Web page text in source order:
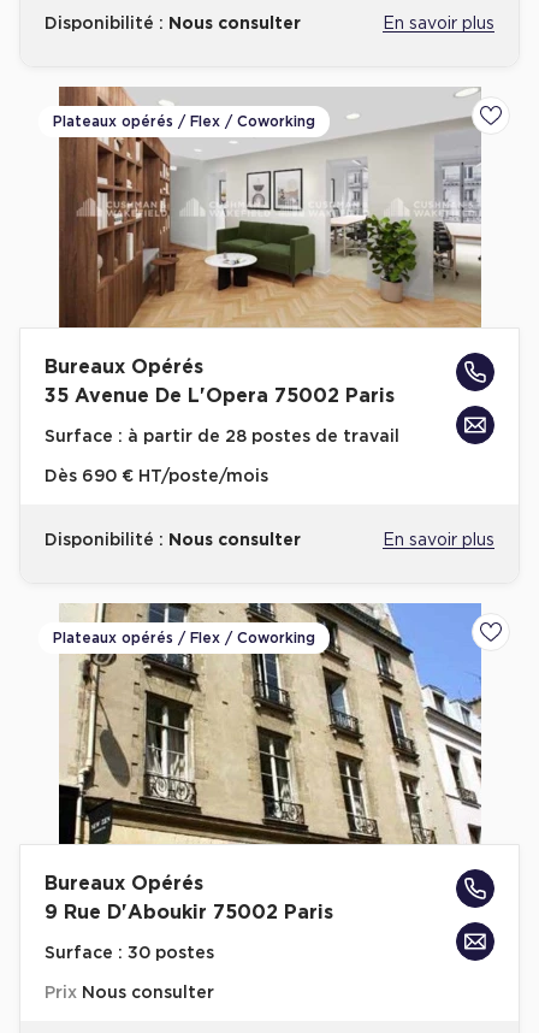
Disponibilité : Nous consulter En savoir plus
Plateaux opérés / Flex / Coworking
Bureaux Opérés
35 Avenue De L'Opera 75002 Paris
Surface : à partir de 28 postes de travail
Dès 690 € HT/poste/mois
Disponibilité : Nous consulter En savoir plus
Plateaux opérés / Flex / Coworking
Bureaux Opérés
9 Rue D'Aboukir 75002 Paris
Surface : 30 postes
Prix Nous consulter